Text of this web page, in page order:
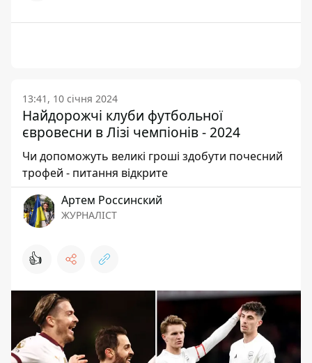
13:41, 10 січня 2024
Найдорожчі клуби футбольної
євровесни в Лізі чемпіонів - 2024
Чи допоможуть великі гроші здобути почесний
трофей - питання відкрите
Артем Россинский
ЖУРНАЛІСТ
👍